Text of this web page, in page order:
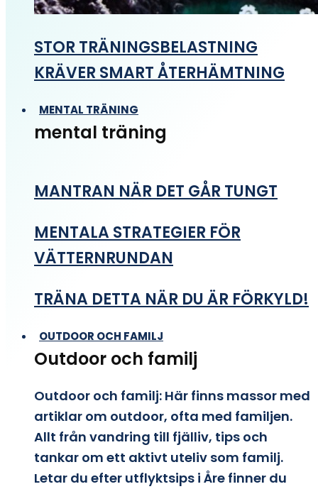
STOR TRÄNINGSBELASTNING
KRÄVER SMART ÅTERHÄMTNING
MENTAL TRÄNING
mental träning
MANTRAN NÄR DET GÅR TUNGT
MENTALA STRATEGIER FÖR
VÄTTERNRUNDAN
TRÄNA DETTA NÄR DU ÄR FÖRKYLD!
OUTDOOR OCH FAMILJ
Outdoor och familj
Outdoor och familj: Här finns massor med
artiklar om outdoor, ofta med familjen.
Allt från vandring till fjälliv, tips och
tankar om ett aktivt uteliv som familj.
Letar du efter utflyktsips i Åre finner du